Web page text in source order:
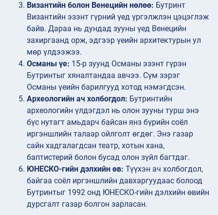
Византийн болон Венецийн нөлөө: Бутринт
Византийн эзэнт гүрний үед үргэлжлэн цэцэглэж
байв. Дараа нь дундад зууны үед Венецийн
захиргаанд орж, эдгээр үеийн архитектурын ул
мөр үлдээжээ.
Османы үе: 15-р зуунд Османы эзэнт гүрэн
Бутринтыг хяналтандаа авчээ. Сүм зэрэг
Османы үеийн барилгууд хотод нэмэгдсэн.
Археологийн ач холбогдол: Бутринтийн
археологийн үлдэгдэл нь олон зууны турш энэ
бүс нутагт амьдарч байсан янз бүрийн соёл
иргэншлийн талаар ойлголт өгдөг. Энэ газар
сайн хадгалагдсан театр, хотын хана,
баптистерий болон бусад олон зүйл багтдаг.
ЮНЕСКО-гийн дэлхийн өв: Түүхэн ач холбогдол,
байгаа соёл иргэншлийн давхаргуудаас болоод
Бутринтыг 1992 онд ЮНЕСКО-гийн дэлхийн өвийн
дурсгалт газар болгон зарласан.